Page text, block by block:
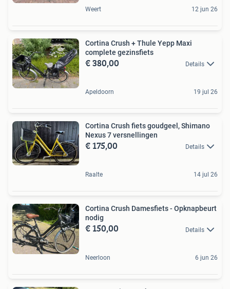
Weert 12 jun 26
Cortina Crush + Thule Yepp Maxi
complete gezinsfiets
€ 380,00 Details
Apeldoorn 19 jul 26
Cortina Crush fiets goudgeel, Shimano
Nexus 7 versnellingen
€ 175,00 Details
Raalte 14 jul 26
Cortina Crush Damesfiets - Opknapbeurt
nodig
€ 150,00 Details
Neerloon 6 jun 26